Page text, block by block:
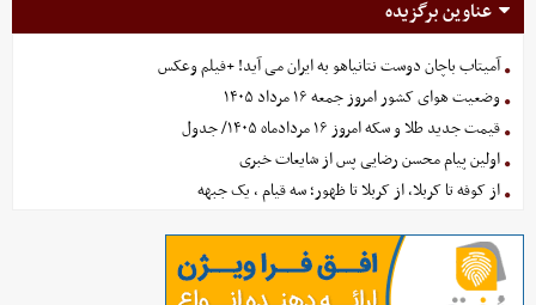
عناوین برگزیده
آمیتاب باچان دوست نتانیاهو به ایران می آید! +فیلم وعکس
وضعیت هوای کشور امروز جمعه ۱۶ مرداد ۱۴۰۵
قیمت جدید طلا و سکه امروز ۱۶ مردادماه ۱۴۰۵/ جدول
اولین پیام محسن رضایی پس از شایعات خبری
از کوفه تا کربلا، از کربلا تا ظهور؛ سه قیام ، یک جبهه